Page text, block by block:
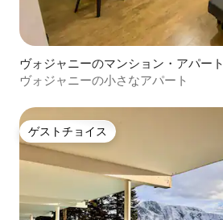
ヴォジャニーのマンション・アパート
ヴォジャニーの小さなアパート
ゲストチョイス
ゲストチョイス